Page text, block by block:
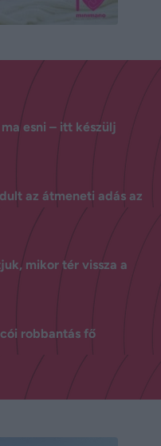
esni – itt készülj
az átmeneti adás az
mikor tér vissza a
robbantás fő